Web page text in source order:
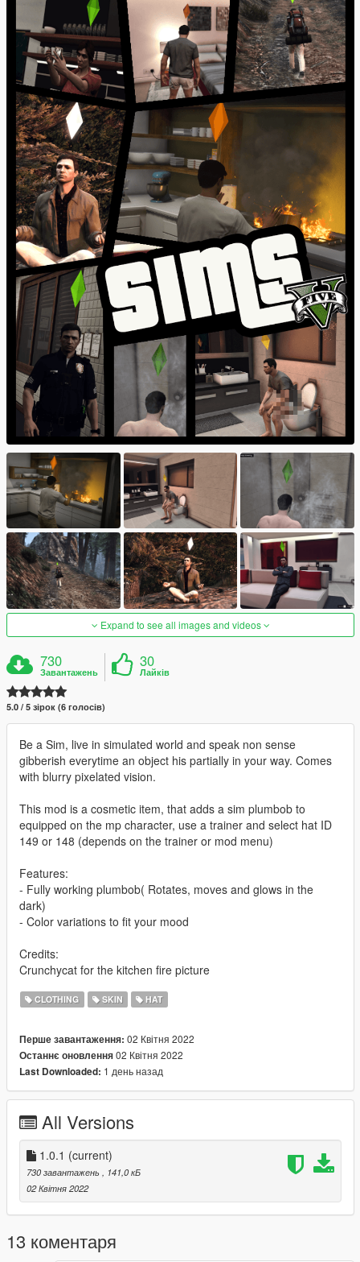
Expand to see all images and videos
730
Завантажень
30
Лайків
5.0 / 5 зірок (6 голосів)
Be a Sim, live in simulated world and speak non sense
gibberish everytime an object his partially in your way. Comes
with blurry pixelated vision.
This mod is a cosmetic item, that adds a sim plumbob to
equipped on the mp character, use a trainer and select hat ID
149 or 148 (depends on the trainer or mod menu)
Features:
- Fully working plumbob( Rotates, moves and glows in the
dark)
- Color variations to fit your mood
Credits:
Crunchycat for the kitchen fire picture
CLOTHING SKIN HAT
Перше завантаження: 02 Квітня 2022
Останнє оновлення02 Квітня 2022
Last Downloaded: 1 день назад
All Versions
1.0.1 (current)
730 завантажень
, 141,0 кБ
02 Квітня 2022
13 коментаря